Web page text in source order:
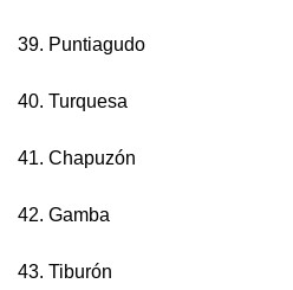
39. Puntiagudo
40. Turquesa
41. Chapuzón
42. Gamba
43. Tiburón